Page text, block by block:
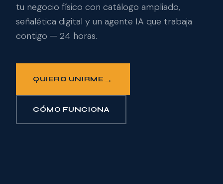
tu negocio físico con catálogo ampliado,
señalética digital y un agente IA que trabaja
contigo — 24 horas.
QUIERO UNIRME →
CÓMO FUNCIONA